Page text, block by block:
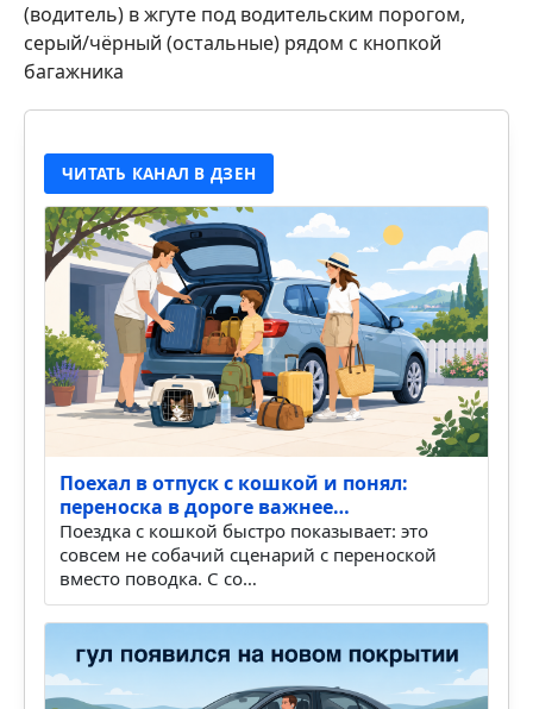
(водитель) в жгуте под водительским порогом,
серый/чёрный (остальные) рядом с кнопкой
багажника
ЧИТАТЬ КАНАЛ В ДЗЕН
Поехал в отпуск с кошкой и понял:
переноска в дороге важнее…
Поездка с кошкой быстро показывает: это
совсем не собачий сценарий с переноской
вместо поводка. С со…